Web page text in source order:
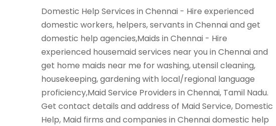
Domestic Help Services in Chennai - Hire experienced
domestic workers, helpers, servants in Chennai and get
domestic help agencies,Maids in Chennai - Hire
experienced housemaid services near you in Chennai and
get home maids near me for washing, utensil cleaning,
housekeeping, gardening with local/regional language
proficiency,Maid Service Providers in Chennai, Tamil Nadu.
Get contact details and address of Maid Service, Domestic
Help, Maid firms and companies in Chennai domestic help